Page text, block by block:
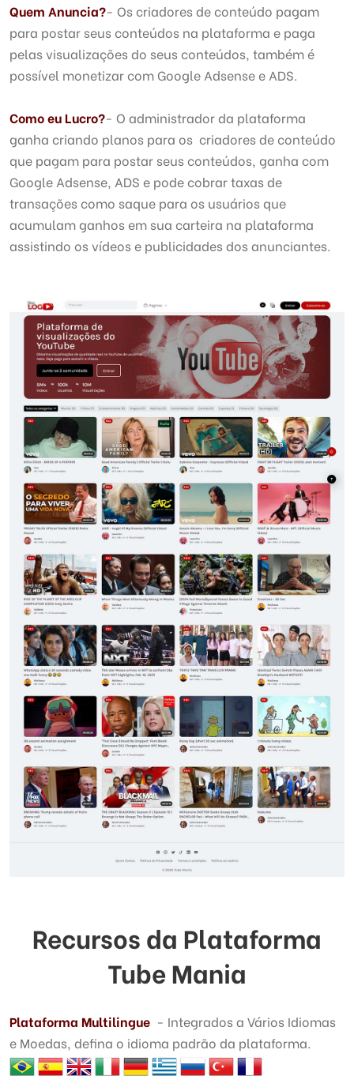
Quem Anuncia?- Os criadores de conteúdo pagam
para postar seus conteúdos na plataforma e paga
pelas visualizações do seus conteúdos, também é
possível monetizar com Google Adsense e ADS.
Como eu Lucro?- O administrador da plataforma
ganha criando planos para os criadores de conteúdo
que pagam para postar seus conteúdos, ganha com
Google Adsense, ADS e pode cobrar taxas de
transações como saque para os usuários que
acumulam ganhos em sua carteira na plataforma
assistindo os vídeos e publicidades dos anunciantes.
Recursos da Plataforma
Tube Mania
Plataforma Multilingue - Integrados a Vários Idiomas
e Moedas, defina o idioma padrão da plataforma.